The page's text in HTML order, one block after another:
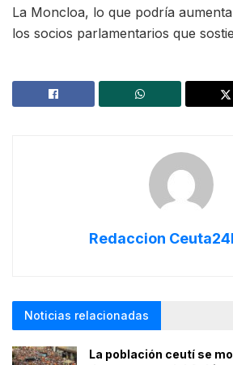
La Moncloa, lo que podría
los socios parlamentarios que
Redaccion
Noticias relacionadas
La población ceutí se